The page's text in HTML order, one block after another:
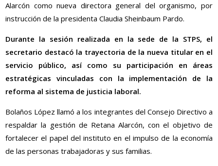
Alarcón como nueva directora general del organismo, por
instrucción de la presidenta Claudia Sheinbaum Pardo.
Durante la sesión realizada en la sede de la STPS, el
secretario destacó la trayectoria de la nueva titular en el
servicio público, así como su participación en áreas
estratégicas vinculadas con la implementación de la
reforma al sistema de justicia laboral.
Bolaños López llamó a los integrantes del Consejo Directivo a
respaldar la gestión de Retana Alarcón, con el objetivo de
fortalecer el papel del instituto en el impulso de la economía
de las personas trabajadoras y sus familias.